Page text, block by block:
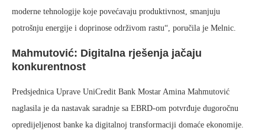
moderne tehnologije koje povećavaju produktivnost, smanjuju
potrošnju energije i doprinose održivom rastu“, poručila je Melnic.
Mahmutović: Digitalna rješenja jačaju
konkurentnost
Predsjednica Uprave UniCredit Bank Mostar Amina Mahmutović
naglasila je da nastavak saradnje sa EBRD-om potvrđuje dugoročnu
opredijeljenost banke ka digitalnoj transformaciji domaće ekonomije.